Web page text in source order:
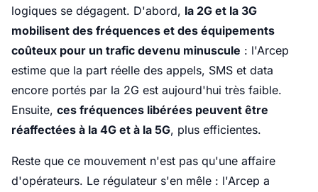
logiques se dégagent. D'abord, la 2G et la 3G
mobilisent des fréquences et des équipements
coûteux pour un trafic devenu minuscule : l'Arcep
estime que la part réelle des appels, SMS et data
encore portés par la 2G est aujourd'hui très faible.
Ensuite, ces fréquences libérées peuvent être
réaffectées à la 4G et à la 5G, plus efficientes.
Reste que ce mouvement n'est pas qu'une affaire
d'opérateurs. Le régulateur s'en mêle : l'Arcep a